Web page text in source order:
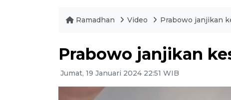
Ramadhan Video Prabowo janjikan
Prabowo janjikan
Jumat, 19 Januari 2024 22:51 WIB